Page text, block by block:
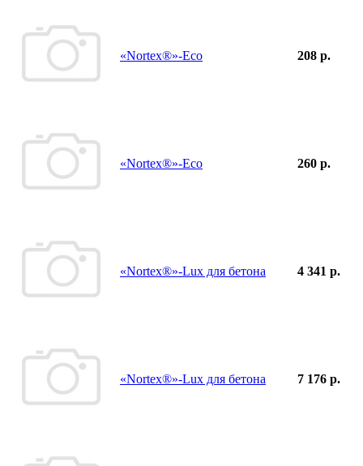
«Nortex®»-Eco 208 р.
«Nortex®»-Eco 260 р.
«Nortex®»-Lux для бетона 4 341 р.
«Nortex®»-Lux для бетона 7 176 р.